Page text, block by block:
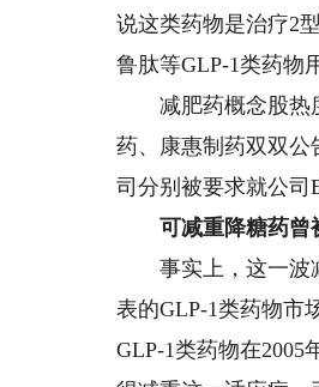
说这类药物是治疗2
鲁肽等GLP-1类药物
减肥药概念股热度
药、康惠制药双双公
司分别被要求就公司
可减重降糖药曾
事实上，这一波减
表的GLP-1类药物市
GLP-1类药物在